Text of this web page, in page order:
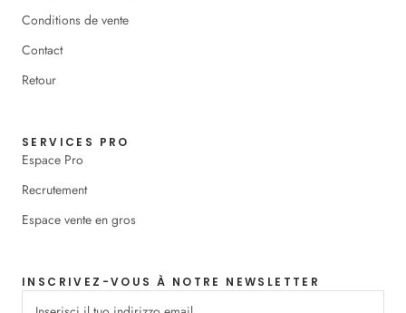
Conditions de vente
Contact
Retour
SERVICES PRO
Espace Pro
Recrutement
Espace vente en gros
INSCRIVEZ-VOUS À NOTRE NEWSLETTER